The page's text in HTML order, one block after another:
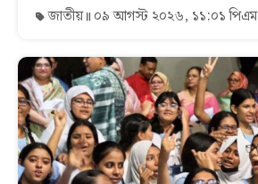
জাতীয় ০৯ আগস্ট ২০২৬, ১১:০১ পিএম